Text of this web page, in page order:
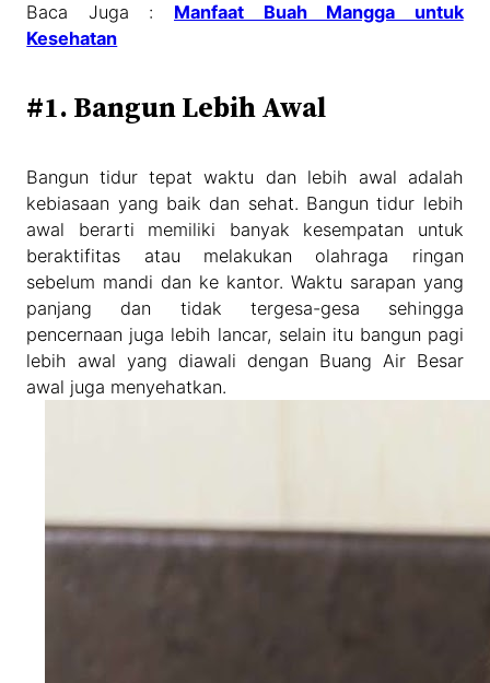
Baca Juga : Manfaat Buah Mangga untuk
Kesehatan
#1. Bangun Lebih Awal
Bangun tidur tepat waktu dan lebih awal adalah
kebiasaan yang baik dan sehat. Bangun tidur lebih
awal berarti memiliki banyak kesempatan untuk
beraktifitas atau melakukan olahraga ringan
sebelum mandi dan ke kantor. Waktu sarapan yang
panjang dan tidak tergesa-gesa sehingga
pencernaan juga lebih lancar, selain itu bangun pagi
lebih awal yang diawali dengan Buang Air Besar
awal juga menyehatkan.